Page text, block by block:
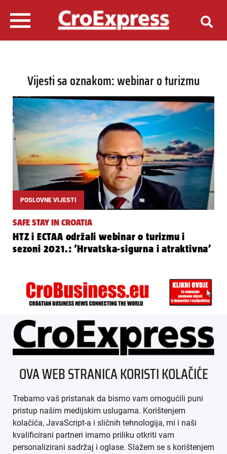
Vijesti sa oznakom: webinar o turizmu
POSLOVNE VIJESTI
SAFE STAY IN CROATIA
HTZ i ECTAA održali webinar o turizmu i
sezoni 2021.: ‘Hrvatska-sigurna i atraktivna’
ÜBER UNS
IMPRESSUM
AGB
DATENSCHUTZ
OVA WEB STRANICA KORISTI KOLAČIĆE
Trebamo vaš pristanak da bismo vam omogućili puni
pristup našim medijskim uslugama. Korištenjem
kolačića, JavaScript-a i sličnih tehnologija, mi i naši
kvalificirani partneri imamo priliku otkriti vam
personalizirani sadržaj i oglase. Slažem se s korištenjem